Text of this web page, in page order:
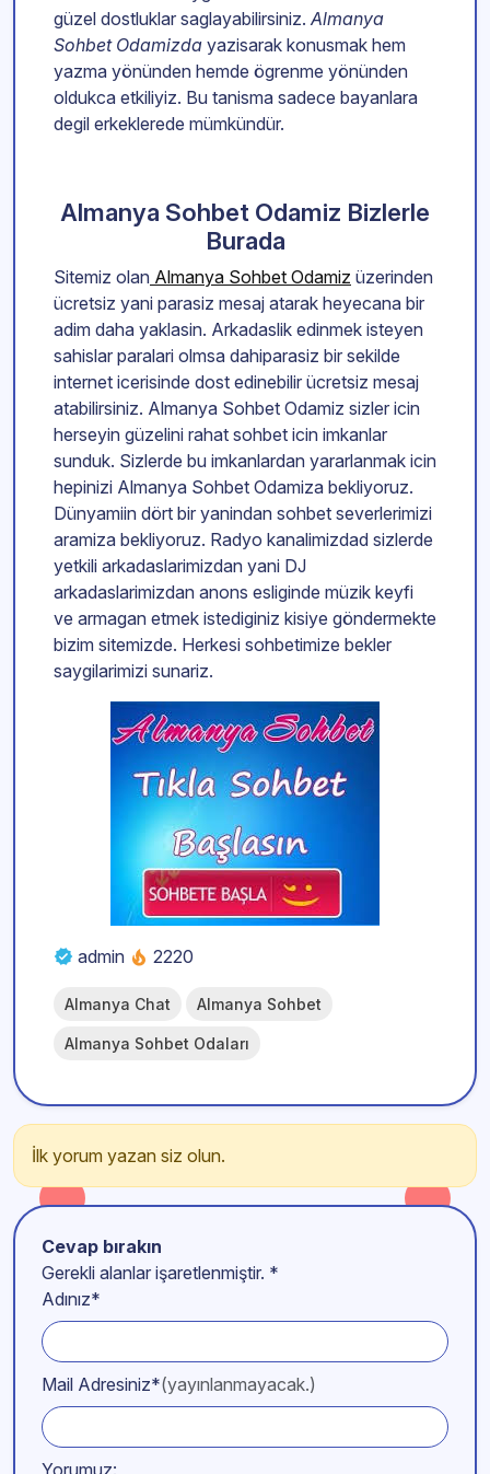
güzel dostluklar saglayabilirsiniz. Almanya
Sohbet Odamizda yazisarak konusmak hem
yazma yönünden hemde ögrenme yönünden
oldukca etkiliyiz. Bu tanisma sadece bayanlara
degil erkeklerede mümkündür.
Almanya Sohbet Odamiz Bizlerle
Burada
Sitemiz olan Almanya Sohbet Odamiz üzerinden
ücretsiz yani parasiz mesaj atarak heyecana bir
adim daha yaklasin. Arkadaslik edinmek isteyen
sahislar paralari olmsa dahiparasiz bir sekilde
internet icerisinde dost edinebilir ücretsiz mesaj
atabilirsiniz. Almanya Sohbet Odamiz sizler icin
herseyin güzelini rahat sohbet icin imkanlar
sunduk. Sizlerde bu imkanlardan yararlanmak icin
hepinizi Almanya Sohbet Odamiza bekliyoruz.
Dünyamiin dört bir yanindan sohbet severlerimizi
aramiza bekliyoruz. Radyo kanalimizdad sizlerde
yetkili arkadaslarimizdan yani DJ
arkadaslarimizdan anons esliginde müzik keyfi
ve armagan etmek istediginiz kisiye göndermekte
bizim sitemizde. Herkesi sohbetimize bekler
saygilarimizi sunariz.
admin 2220
Almanya Chat Almanya Sohbet
Almanya Sohbet Odaları
İlk yorum yazan siz olun.
Cevap bırakın
Gerekli alanlar işaretlenmiştir. *
Adınız*
Mail Adresiniz*(yayınlanmayacak.)
Yorumuz: